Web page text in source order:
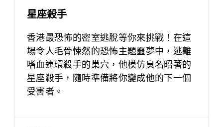
星座殺手
香港最恐怖的密室逃脫等你來挑戰！在這
場令人毛骨悚然的恐怖主題噩夢中，逃離
嗜血連環殺手的巢穴，他模仿臭名昭著的
星座殺手，隨時準備將你變成他的下一個
受害者。